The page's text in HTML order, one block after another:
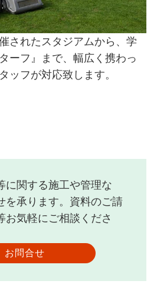
されたスタジアムから、学
ーフ』まで、幅広く携わっ
ッフが対応致します。
に関する施工や管理な
を承ります。資料のご請
お気軽にご相談くださ
お問合せ